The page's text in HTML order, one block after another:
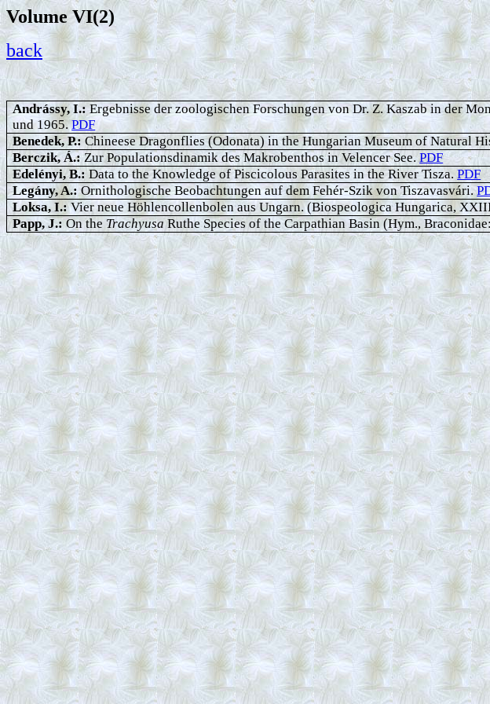
Volume VI(2)
back
Andrássy, I.:Ergebnisse der zoologischen Forschungen von Dr. Z. Kaszab in der
und 1965.PDF
Benedek, P.: Chineese Dragonflies (Odonata) in the Hungarian Museum of Natural
Berczik, Á.:Zur Populationsdinamik des Makrobenthos in Velencer See.PDF
Edelényi, B.: Data to the Knowledge of Piscicolous Parasites in the River Tisza.PDF
Legány, A.:Ornithologische Beobachtungen auf dem Fehér-Szik von Tiszavasvári.
Loksa, I.:Vier neue Höhlencollenbolen aus Ungarn. (Biospeologica Hungarica,
Papp, J.: On the TrachyusaRuthe Species of the Carpathian Basin (Hym.,